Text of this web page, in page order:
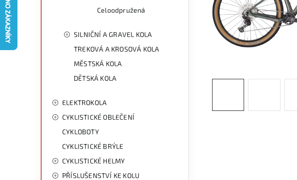
Celoodpružená
SILNIČNÍ A GRAVEL KOLA
TREKOVÁ A KROSOVÁ KOLA
MĚSTSKÁ KOLA
DĚTSKÁ KOLA
ELEKTROKOLA
CYKLISTICKÉ OBLEČENÍ
CYKLOBOTY
CYKLISTICKÉ BRÝLE
CYKLISTICKÉ HELMY
PŘÍSLUŠENSTVÍ KE KOLU